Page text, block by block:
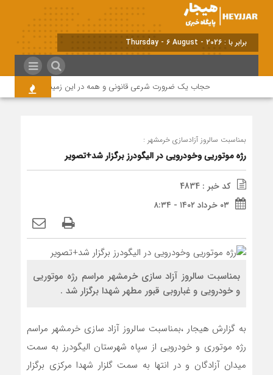
برابر با : Thursday - 6 August - 2026
حجاب یک ضرورت شرعی قانونی و همه در این زمینه مسئول هستند
بمناسبت سالروز آزادسازی خرمشهر :
رژه موتوریی وخودرویی در الیگودرز برگزار شد+تصویر
کد خبر : 4834
۰۳ خرداد ۱۴۰۲ - ۸:۳۴
بمناسبت سالروز آزاد سازی خرمشهر مراسم رژه موتوریی
و خودرویی و غباروبی قبور مطهر شهدا برگزار شد .
به گزارش هیجار ،بمناسبت سالروز آزاد سازی خرمشهر مراسم
رژه موتوری و خودرویی از سپاه شهرستان الیگودرز به سمت
میدان آزادگان و در انتها به سمت گلزار شهدا مرکزی برگزار